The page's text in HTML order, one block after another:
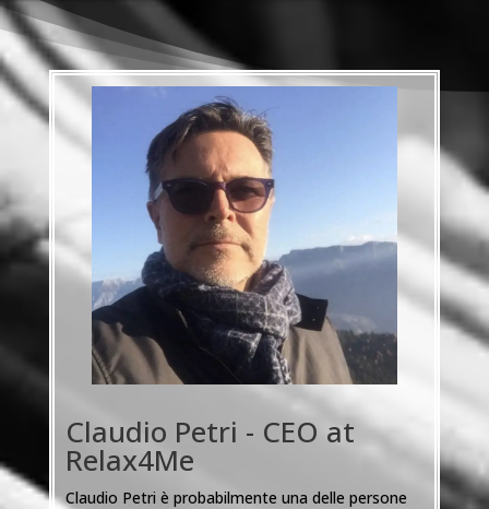
Claudio Petri - CEO at
Relax4Me
Claudio Petri è probabilmente una delle persone